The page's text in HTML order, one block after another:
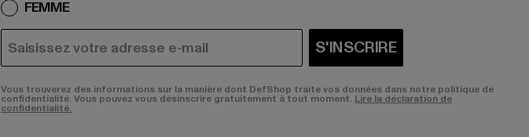
FEMME
COURRIEL S'INSCRIRE
Vous trouverez des informations sur la manière dont DefShop traite vos données dans notre politique de
confidentialité. Vous pouvez vous désinscrire gratuitement à tout moment. Lire la déclaration de
confidentialité.